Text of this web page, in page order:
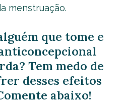
menstruação.
que tome e
Tem medo de
desses efeitos
abaixo!